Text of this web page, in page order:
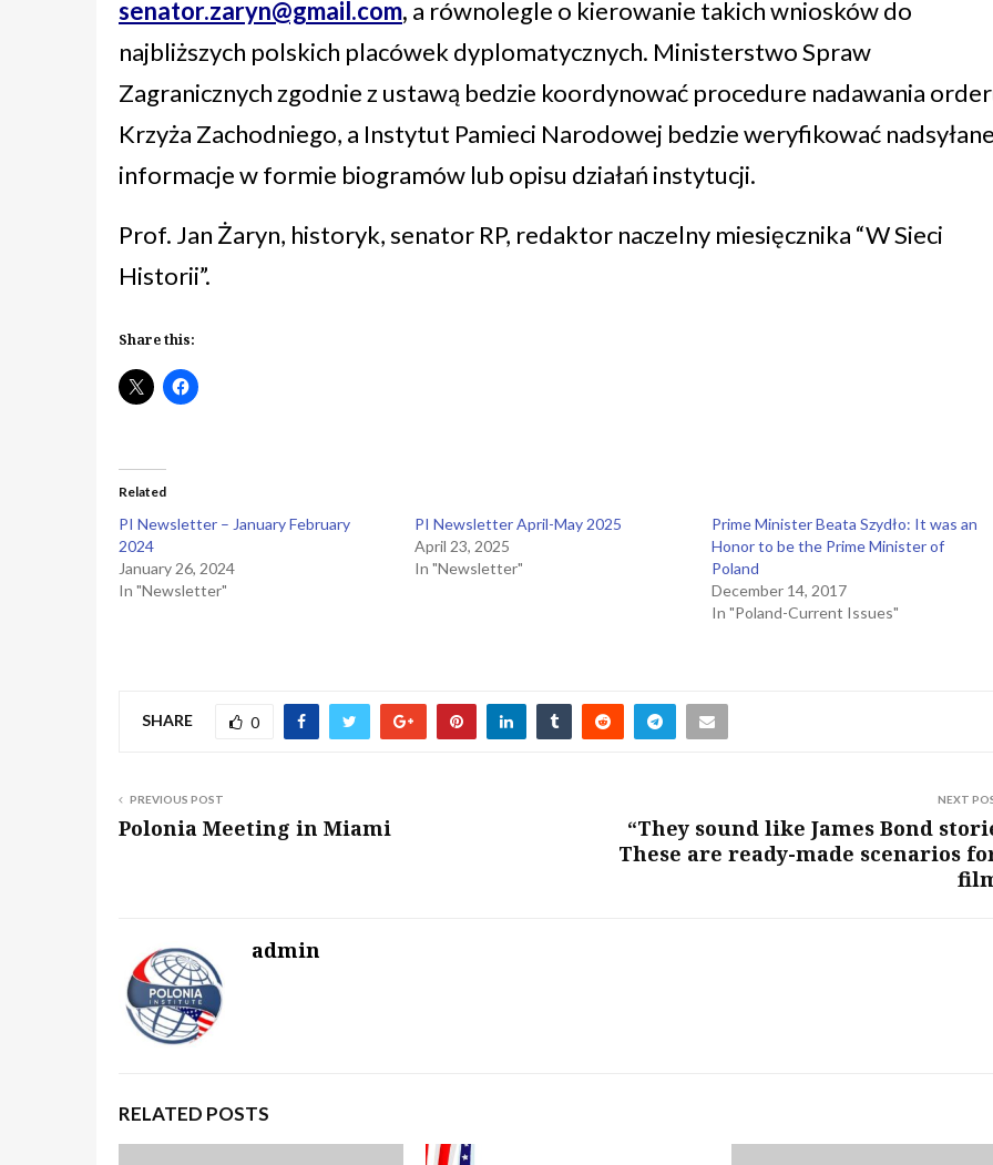
senator.zaryn@gmail.com, a równolegle o kierowanie takich wniosków do
najbliższych polskich placówek dyplomatycznych. Ministerstwo Spraw
Zagranicznych zgodnie z ustawą bedzie koordynować procedure nadawania
Krzyża Zachodniego, a Instytut Pamieci Narodowej bedzie weryfikować nadsyłane
informacje w formie biogramów lub opisu działań instytucji.
Prof. Jan Żaryn, historyk, senator RP, redaktor naczelny miesięcznika “W Sieci
Historii”.
Share this:
Related
PI Newsletter – January February
2024
January 26, 2024
In "Newsletter"
PI Newsletter April-May 2025
April 23, 2025
In "Newsletter"
Prime Minister Beata Szydło: It was an
Honor to be the Prime Minister of
Poland
December 14, 2017
In "Poland-Current Issues"
SHARE 0
PREVIOUS POST
Polonia Meeting in Miami
NEXT
“They sound like James Bond
These are ready-made scenarios
admin
RELATED POSTS